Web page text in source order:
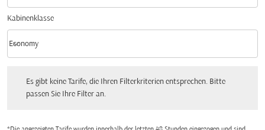
Kabinenklasse
Kabinenklasse option Economy Selected
Economy
keyboard_arrow_down
Es gibt keine Tarife, die Ihren Filterkriterien entsprechen. Bitte
passen Sie Ihre Filter an.